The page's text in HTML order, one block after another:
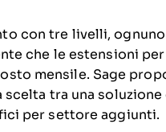
con tre livelli,
che le estensioni
mensile. Sage
scelta tra una
per settore aggiunti.